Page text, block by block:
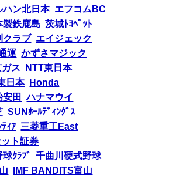
ハン北日本 エフコムBC
製鉄鹿島 茨城ﾄﾖﾍﾟｯﾄ
クラブ エイジェック
運 かずさマジック
ス
NTT東日本
日本
Honda
安田
ハナマウイ
SUNﾎｰﾙﾃﾞｨﾝｸﾞｽ
ﾃｨｱ 三菱重工East
ト証券
ｸﾗﾌﾞ
千曲川硬式野球
IMF BANDITS富山